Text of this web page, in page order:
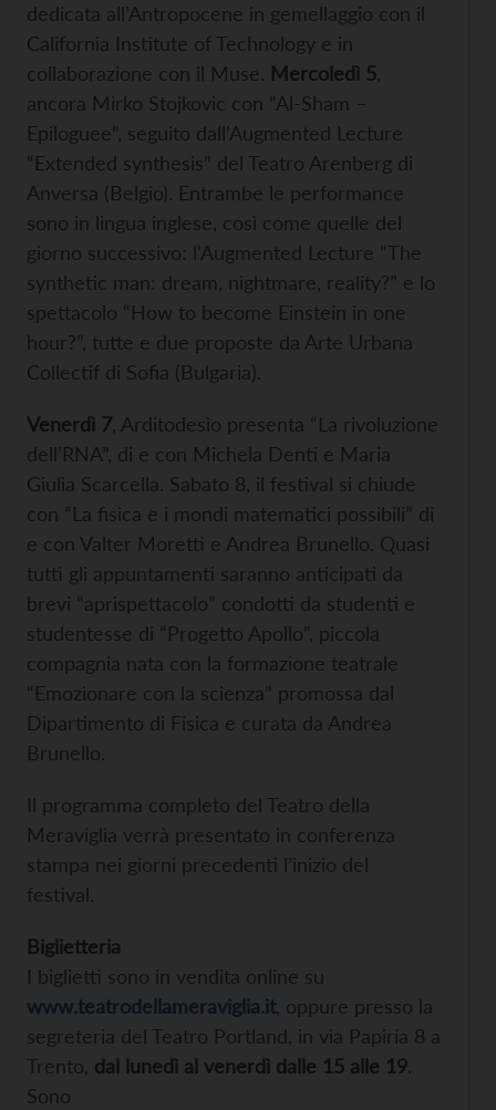
dedicata all’Antropocene in gemellaggio con il
California Institute of Technology e in
collaborazione con il Muse. Mercoledì 5
ancora Mirko Stojkovic con “Al-Sham –
Epiloguee”, seguito dall’Augmented Lecture
“Extended synthesis” del Teatro Arenberg di
Anversa (Belgio). Entrambe le performance
sono in lingua inglese, così come quelle del
giorno successivo: l’Augmented Lecture “The
synthetic man: dream, nightmare, reality?” e lo
spettacolo “How to become Einstein in one
hour?”, tutte e due proposte da Arte Urbana
Collectif di Sofia (Bulgaria).
Venerdì 7 , Arditodesìo presenta “La rivoluzione
dell’RNA”, di e con Michela Denti e Maria
Giulia Scarcella. Sabato 8, il festival si chiude
con “La fisica e i mondi matematici possibili” di
e con Valter Moretti e Andrea Brunello. Quasi
tutti gli appuntamenti saranno anticipati da
brevi “aprispettacolo” condotti da studenti e
studentesse di “Progetto Apollo”, piccola
compagnia nata con la formazione teatrale
“Emozionare con la scienza” promossa dal
Dipartimento di Fisica e curata da Andrea
Brunello.
Il programma completo del Teatro della
Meraviglia verrà presentato in conferenza
stampa nei giorni precedenti l’inizio del
festival.
Biglietteria
I biglietti sono in vendita online su
www.teatrodellameraviglia.it, oppure presso la
segreteria del Teatro Portland, in via Papiria 8 a
Trento, dal lunedì al venerdì dalle 15 alle 19.
Sono